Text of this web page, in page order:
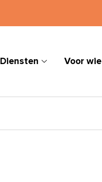
Diensten Voor wie